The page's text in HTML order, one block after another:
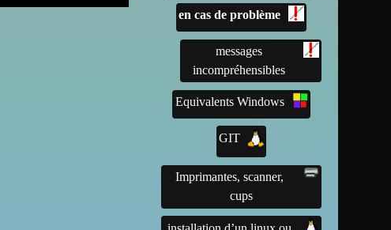
en cas de problème
messages
incompréhensibles
Equivalents Windows
GIT
Imprimantes, scanner,
cups